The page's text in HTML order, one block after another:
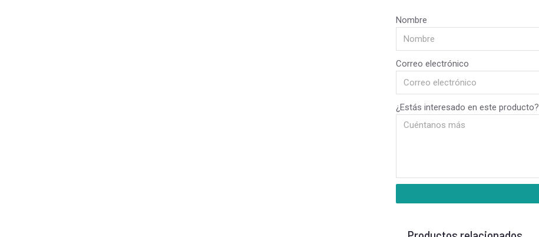
Nombre
Correo electrónico
¿Estás interesado en este producto?